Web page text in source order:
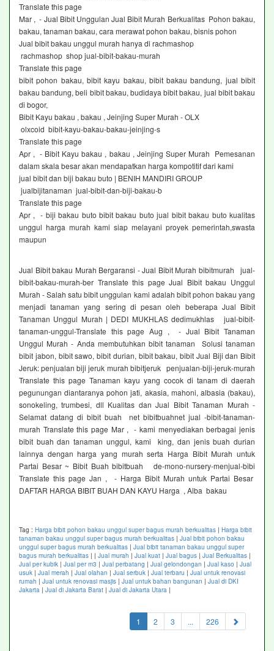
Translate this page
Mar , - Jual Bibit Unggulan Jual Bibit Murah Berkualitas Pohon bakau,
bakau, tanaman bakau, cara merawat pohon bakau, bisnis pohon
Jual bibit bakau unggul murah hanya di rachmashop
rachmashop shop jual-bibit-bakau-murah
Translate this page
bibit pohon bakau, bibit kayu bakau, bibit bakau bandung, jual bibit
bakau bandung, beli bibit bakau, budidaya bibit bakau, jual bibit bakau
di bogor,
Bibit Kayu bakau , bakau , Jeinjing Super Murah - OLX
olxcoid bibit-kayu-bakau-bakau-jeinjing-s
Translate this page
Apr , - Bibit Kayu bakau , bakau , Jeinjing Super Murah Pemesanan
dalam skala besar akan mendapatkan harga kompotitif dari kami
jual bibit dan biji bakau buto | BENIH MANDIRI GROUP
jualbijitanaman jual-bibit-dan-biji-bakau-b
Translate this page
Apr , - biji bakau buto bibit bakau buto jual bibit bakau buto kualitas
unggul harga murah kami siap melayani proyek pemerintah,swasta
maupun
Jual Bibit bakau Murah Bergaransi - Jual Bibit Murah bibitmurah jual-
bibit-bakau-murah-ber Translate this page Jual Bibit bakau Unggul
Murah - Salah satu bibit unggulan kami adalah bibit pohon bakau yang
menjadi tanaman yang sering di pesan oleh beberapa Jual Bibit
Tanaman Unggul Murah | DEDI MUKHLAS dedimukhlas jual-bibit-
tanaman-unggul-Translate this page Aug , - Jual Bibit Tanaman
Unggul Murah - Anda membutuhkan bibit tanaman Solusi tanaman
bibit jabon, bibit sawo, bibit durian, bibit bakau, bibit Jual Biji dan Bibit
Jeruk: penjualan biji jeruk murah bibitjeruk penjualan-biji-jeruk-murah
Translate this page Tanaman kayu yang cocok di tanam di daerah
pegunungan diantaranya pohon jati, akasia, mahoni, albasia (bakau),
sonokeling, trumbesi, dll Kualitas dan Jual Bibit Tanaman Murah -
Selamat datang di bibit buah net bibitbuahnet jual -bibit-tanaman-
murah Translate this page Mar , - kami menyediakan berbagai jenis
bibit buah dan tanaman unggul, kami king, dan jenis buah durian
lainnya dengan harga yang murah serta Harga Bibit Murah untuk
Partai Besar ~ Bibit Buah bibitbuah de-mono-nursery-menjual-bibi
Translate this page Jan , - Harga Bibit Murah untuk Partai Besar
DAFTAR HARGA BIBIT BUAH DAN KAYU Harga , Alba bakau
Tag : Harga bibit pohon bakau unggul super bagus murah berkualitas | Harga bibit
tanaman bakau unggul super bagus murah berkualitas | Jual bibit pohon bakau
unggul super bagus murah berkualitas | Jual bibit tanaman bakau unggul super
bagus murah berkualitas | | Jual murah | Jual kuat | Jual bagus | Jual Berkualitas |
Jual per kubik | Jual per m3 | Jual perbatang | Jual gelondongan | Jual kaso | Jual
usuk | Jual merah | Jual olahan | Jual serbuk | Jual terbaru | Jual untuk renovasi
rumah | Jual untuk renovasi masjis | Jual untuk bahan bangunan | Jual di DKI
Jakarta | Jual di Jakarta Barat | Jual di Jakarta Utara |
1 (current)
2 3 ... 226